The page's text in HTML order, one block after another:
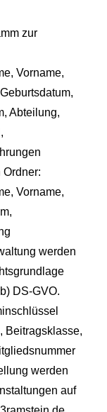
zur
Vorname,
Abteilung,
Vorname,
werden
DS-GVO.
Beitragsklasse,
werden
auf